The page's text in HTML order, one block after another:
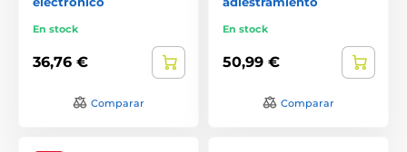
En stock
36,76 €
Comparar
En stock
50,99 €
Comparar